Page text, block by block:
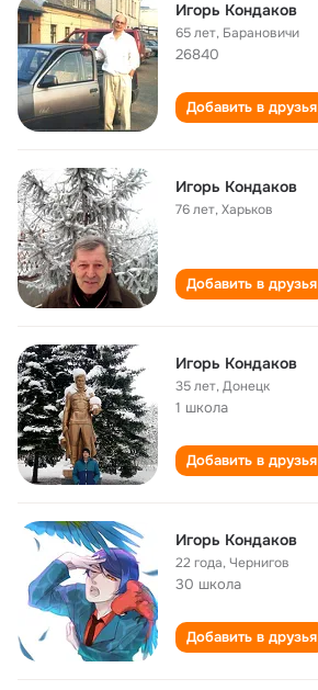
Игорь Кондаков
65 лет, Барановичи
26840
Добавить в друзья
Игорь Кондаков
76 лет,Харьков
Добавить в друзья
Игорь Кондаков
35 лет,Донецк
1 школа
Добавить в друзья
Игорь Кондаков
22 года,Чернигов
30 школа
Добавить в друзья